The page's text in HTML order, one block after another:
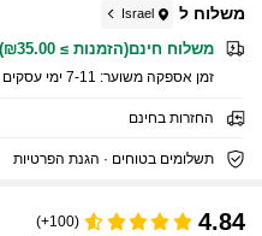
משלוח ל Israel
משלוח חינם(הזמנות ≥ ₪35.00)
זמן אספקה ​​משוער: 7-11 ימי עסקים
החזרות בחינם
תשלומים בטוחים · הגנת הפרטיות
4.84
(100+)